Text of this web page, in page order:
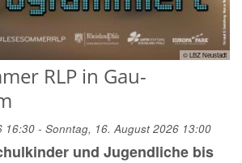
© LBZ Neustadt
RLP in Gau-
16:30 - Sonntag, 16. August 2026 13:00
und Jugendliche bis